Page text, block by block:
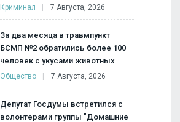
Криминал 7 Августа, 2026
За два месяца в травмпункт
БСМП №2 обратились более 100
человек с укусами животных
Общество 7 Августа, 2026
Депутат Госдумы встретился с
волонтерами группы "Домашние